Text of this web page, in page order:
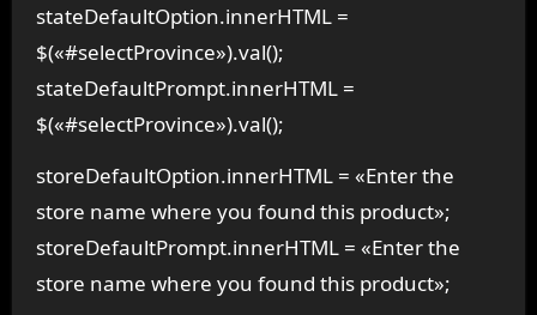
stateDefaultOption.innerHTML =
$(«#selectProvince»).val();
stateDefaultPrompt.innerHTML =
$(«#selectProvince»).val();
storeDefaultOption.innerHTML = «Enter the
store name where you found this product»;
storeDefaultPrompt.innerHTML = «Enter the
store name where you found this product»;